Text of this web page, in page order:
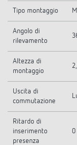
Tipo montaggio
Angolo di
rilevamento
Altezza di
montaggio
Uscita di
commutazione
Ritardo di
inserimento
presenza